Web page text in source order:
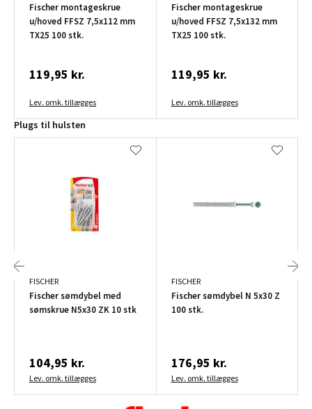
Fischer montageskrue
u/hoved FFSZ 7,5x112 mm
TX25 100 stk.
119,95 kr.
Lev. omk. tillægges
Fischer montageskrue
u/hoved FFSZ 7,5x132 mm
TX25 100 stk.
119,95 kr.
Lev. omk. tillægges
Plugs til hulsten
FISCHER
Fischer sømdybel med
sømskrue N5x30 ZK 10 stk
104,95 kr.
Lev. omk. tillægges
FISCHER
Fischer sømdybel N 5x30 Z
100 stk.
176,95 kr.
Lev. omk. tillægges